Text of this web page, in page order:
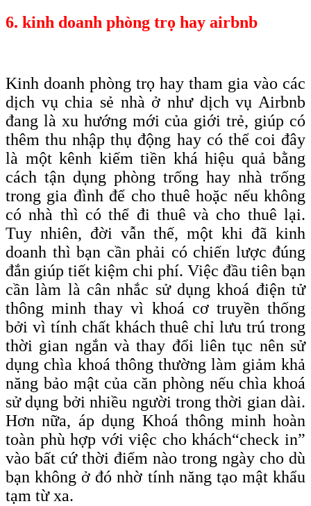
6. kinh doanh phòng trọ hay airbnb
Kinh doanh phòng trọ hay tham gia vào các
dịch vụ chia sẻ nhà ở như dịch vụ Airbnb
đang là xu hướng mới của giới trẻ, giúp có
thêm thu nhập thụ động hay có thể coi đây
là một kênh kiếm tiền khá hiệu quả bằng
cách tận dụng phòng trống hay nhà trống
trong gia đình để cho thuê hoặc nếu không
có nhà thì có thể đi thuê và cho thuê lại.
Tuy nhiên, đời vẫn thế, một khi đã kinh
doanh thì bạn cần phải có chiến lược đúng
đắn giúp tiết kiệm chi phí. Việc đầu tiên bạn
cần làm là cân nhắc sử dụng khoá điện tử
thông minh thay vì khoá cơ truyền thống
bởi vì tính chất khách thuê chỉ lưu trú trong
thời gian ngắn và thay đổi liên tục nên sử
dụng chìa khoá thông thường làm giảm khả
năng bảo mật của căn phòng nếu chìa khoá
sử dụng bởi nhiều người trong thời gian dài.
Hơn nữa, áp dụng Khoá thông minh hoàn
toàn phù hợp với việc cho khách“checkin”
vào bất cứ thời điểm nào trong ngày cho dù
bạn không ở đó nhờ tính năng tạo mật khẩu
tạm từ xa.